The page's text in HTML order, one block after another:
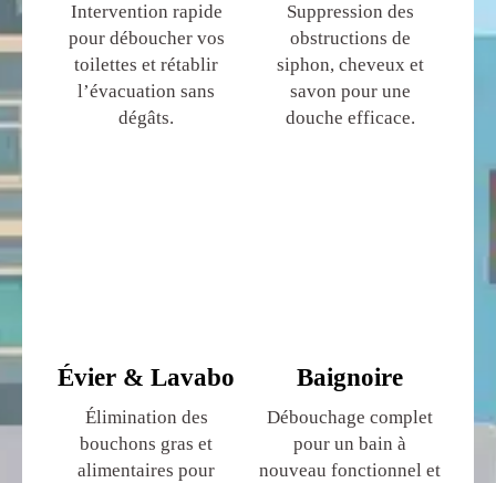
Intervention rapide
pour déboucher vos
toilettes et rétablir
l’évacuation sans
dégâts.
Évier & Lavabo
Élimination des
bouchons gras et
alimentaires pour
Suppression des
obstructions de
siphon, cheveux et
savon pour une
douche efficace.
Baignoire
Débouchage complet
pour un bain à
nouveau fonctionnel et